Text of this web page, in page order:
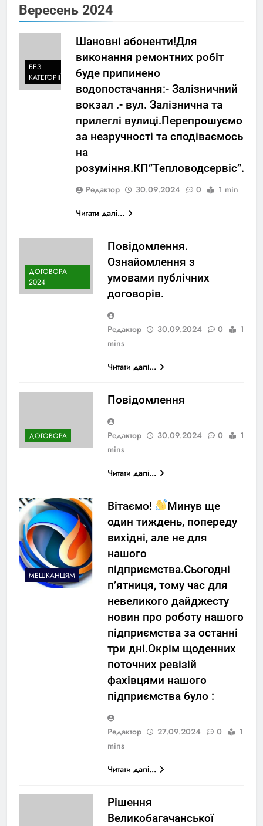
Вересень 2024
БЕЗ
КАТЕГОРІЇ
Шановні абоненти!Для
виконання ремонтних робіт
буде припинено
водопостачання:- Залізничний
вокзал .- вул. Залізнична та
прилеглі вулиці.Перепрошуємо
за незручності та сподіваємось
на
розуміння.КП”Тепловодсервіс”.
Редактор 30.09.2024 0
1 min
Читати далі...
ДОГОВОРА
2024
Повідомлення.
Ознайомлення з
умовами публічних
договорів.
Редактор 30.09.2024 0
1
mins
Читати далі...
ДОГОВОРА
Повідомлення
Редактор 30.09.2024 0
1
mins
Читати далі...
МЕШКАНЦЯМ
Вітаємо!
Минув ще
один тиждень, попереду
вихідні, але не для
нашого
підприємства.Сьогодні
п’ятниця, тому час для
невеликого дайджесту
новин про роботу нашого
підприємства за останні
три дні.Окрім щоденних
поточних ревізій
фахівцями нашого
підприємства було :
Редактор 27.09.2024 0
1
mins
Читати далі...
Рішення
Великобагачанської